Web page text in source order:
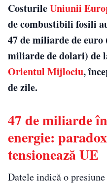
CosturileUniunii
de combustibili fosili
47 de miliarde de
miliarde de dolari) de
Orientul Mijlociu,
de zile.
47 de miliarde
energie:
tensionează UE
Datele indică o